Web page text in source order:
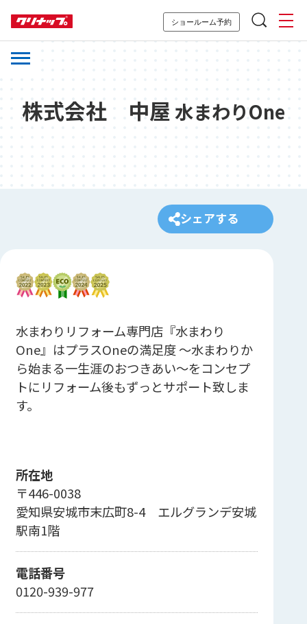
ショールーム予約
株式会社 中屋 水まわりOne
シェアする
水まわりリフォーム専門店『水まわり
One』はプラスOneの満足度 ～水まわりか
ら始まる一生涯のおつきあい～をコンセプ
トにリフォーム後もずっとサポート致しま
す。
所在地
〒446-0038
愛知県安城市末広町8-4 エルグランデ安城
駅南1階
電話番号
0120-939-977